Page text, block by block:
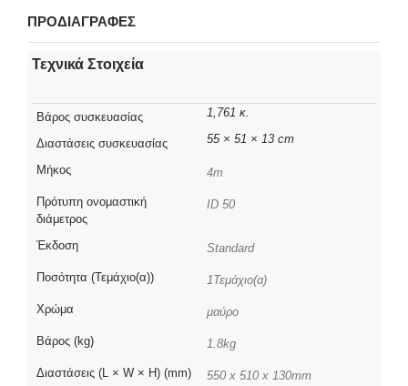
ΠΡΟΔΙΑΓΡΑΦΕΣ
Τεχνικά Στοιχεία
Βάρος συσκευασίας 1,761 κ.
Διαστάσεις συσκευασίας 55 × 51 × 13 cm
Μήκος 4m
Πρότυπη ονομαστική
διάμετρος
ID 50
Έκδοση Standard
Ποσότητα (Τεμάχιο(α)) 1Τεμάχιο(α)
Χρώμα μαύρο
Βάρος (kg) 1.8kg
Διαστάσεις (L × W × H) (mm) 550 x 510 x 130mm